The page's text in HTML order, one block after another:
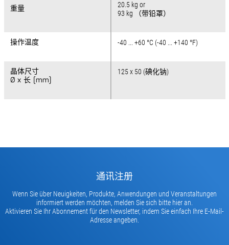
重量
操作温度
晶体尺寸
Ø x 长 [mm]
重量
20.5 kg or
93 kg （带铅罩）
操作温度 -40 ... +60 °C (-40 ... +140 °F)
晶体尺寸
Ø x 长 [mm]
125 x 50 (碘化钠)
通讯注册
Wenn Sie über Neuigkeiten, Produkte, Anwendungen und Veranstaltungen
informiert werden möchten, melden Sie sich bitte hier an.
Aktivieren Sie Ihr Abonnement für den Newsletter, indem Sie einfach Ihre E-Mail-
Adresse angeben.